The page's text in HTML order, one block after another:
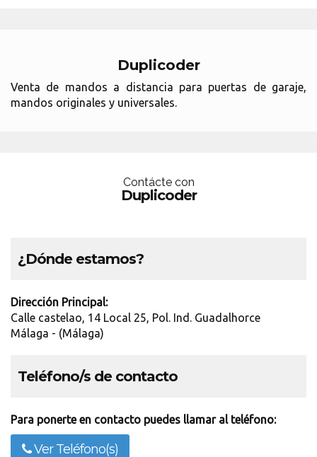
Duplicoder
Venta de mandos a distancia para puertas de garaje,
mandos originales y universales.
Contácte con
Duplicoder
¿Dónde estamos?
Dirección Principal:
Calle castelao, 14 Local 25, Pol. Ind. Guadalhorce
Málaga - (Málaga)
Teléfono/s de contacto
Para ponerte en contacto puedes llamar al teléfono:
Ver Teléfono(s)